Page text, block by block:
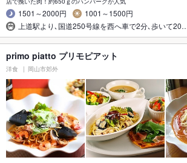
1501～2000円
1001～1500円
上道駅より､国道250号線を西へ車で2分､歩いて
primo piatto プリモピアット
洋食 岡山市郊外